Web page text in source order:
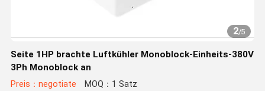
2/5
Seite 1HP brachte Luftkühler Monoblock-Einheits-380V
3Ph Monoblock an
Preis：negotiate MOQ：1 Satz